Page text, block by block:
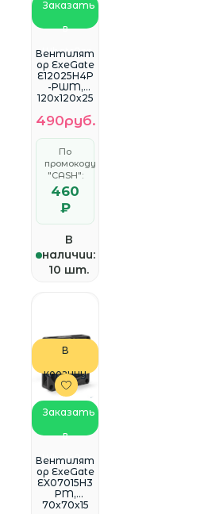
Заказать
в
WhatsApp
Вентилят
ор ExeGate
E12025H4P
-PWM,
120x120x25
гидродина
мический,
4pin, PWM,
24dBA
EX283392R
US
490руб.
По
промокоду
"CASH":
460
₽
В
наличии:
10 шт.
В
корзину
Заказать
в
WhatsApp
Вентилят
ор ExeGate
EX07015H3
PM,
70x70x15